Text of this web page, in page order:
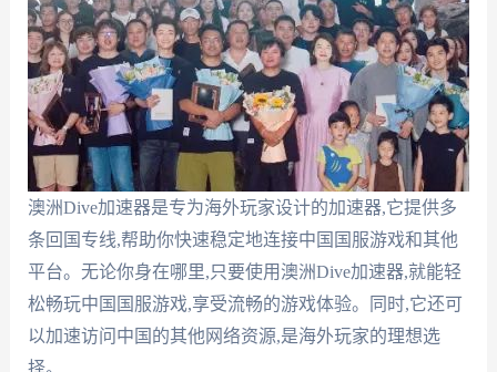
澳洲Dive加速器是专为海外玩家设计的加速器,它提供多
条回国专线,帮助你快速稳定地连接中国国服游戏和其他
平台。无论你身在哪里,只要使用澳洲Dive加速器,就能轻
松畅玩中国国服游戏,享受流畅的游戏体验。同时,它还可
以加速访问中国的其他网络资源,是海外玩家的理想选
择。